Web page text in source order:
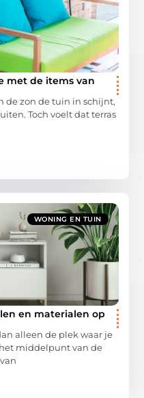
met de items van
de zon de tuin in schijnt,
Toch voelt dat terras
WONING EN TUIN
en materialen op
alleen de plek waar je
middelpunt van de